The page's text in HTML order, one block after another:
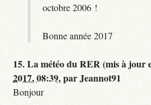
octobre 2006 !
Bonne année 2017
15.La météo du RER (mis à jour
2017, 08:39,parJeannot91
Bonjour